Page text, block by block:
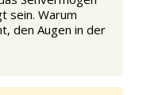
sein. Warum
den Augen in der